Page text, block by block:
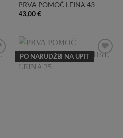
PRVA POMOĆ LEINA 43
43,00€
PO NARUDŽBI NA UPIT
Add to